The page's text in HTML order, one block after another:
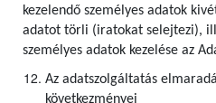
kezelendő személyes adatok
adatot törli (iratokat selejtezi),
személyes adatok kezelése az
Az adatszolgáltatás
következményei